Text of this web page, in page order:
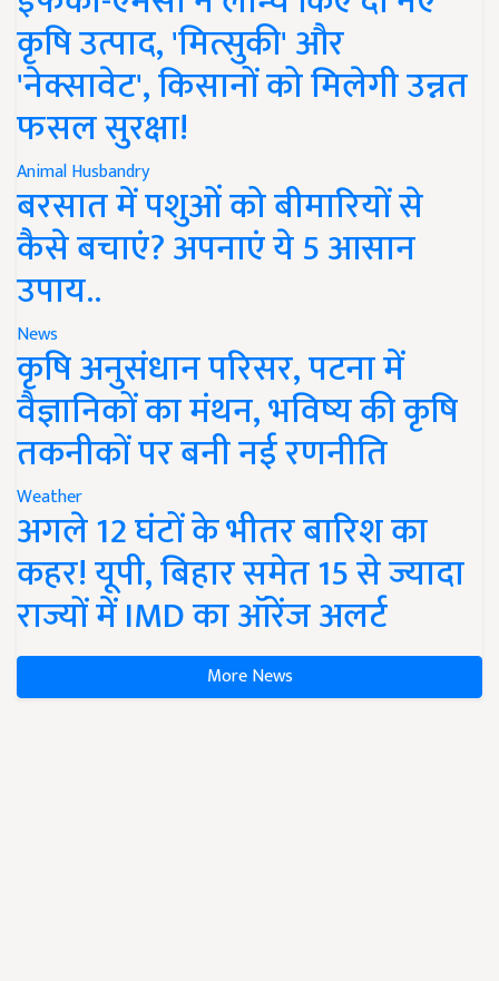
कृषि उत्पाद, 'मित्सुकी' और
'नेक्सावेट', किसानों को मिलेगी उन्नत
फसल सुरक्षा!
Animal Husbandry
बरसात में पशुओं को बीमारियों से
कैसे बचाएं? अपनाएं ये 5 आसान
उपाय..
News
कृषि अनुसंधान परिसर, पटना में
वैज्ञानिकों का मंथन, भविष्य की कृषि
तकनीकों पर बनी नई रणनीति
Weather
अगले 12 घंटों के भीतर बारिश का
कहर! यूपी, बिहार समेत 15 से ज्यादा
राज्यों में IMD का ऑरेंज अलर्ट
More News